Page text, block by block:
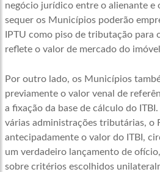
negócio jurídico entre o alienante e
sequer os Municípios poderão
IPTU como piso de tributação para
reflete o valor de mercado do
Por outro lado, os Municípios
previamente o valor venal de
a fixação da base de cálculo do
várias administrações tributárias, o
antecipadamente o valor do ITBI,
um verdadeiro lançamento de
sobre critérios escolhidos